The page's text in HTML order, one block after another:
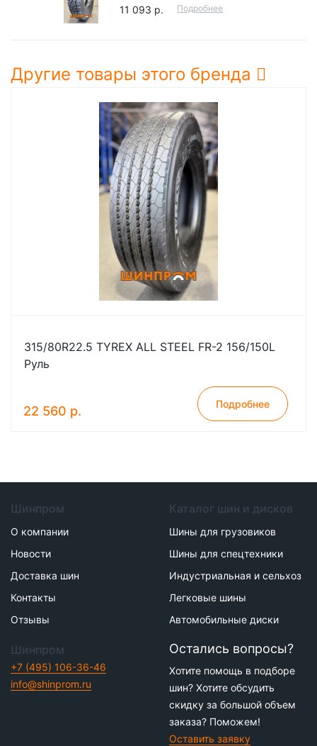
11 093 р.
Подробнее
Другие товары этого бренда
315/80R22.5 TYREX ALL STEEL FR-2 156/150L
Руль
22 560 р. Подробнее
Шинпром
О компании
Новости
Доставка шин
Контакты
Отзывы
Каталог шин и дисков
Шины для грузовиков
Шины для спецтехники
Индустриальная и сельхоз
Легковые шины
Автомобильные диски
Шинпром
+7 (495) 106-36-46
info@shinprom.ru
Остались вопросы?
Хотите помощь в подборе
шин? Хотите обсудить
скидку за большой объем
заказа? Поможем!
Оставить заявку